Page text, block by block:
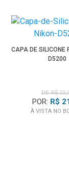
CAPA DE SILICONE
D5200
DE: R$
POR: R$
À VISTA NO